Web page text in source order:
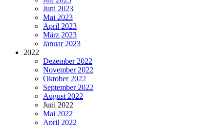
Juni 2023
Mai 2023
April 2023
März 2023
Januar 2023
2022
Dezember 2022
November 2022
Oktober 2022
September 2022
August 2022
Juni 2022
Mai 2022
April 2022